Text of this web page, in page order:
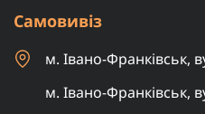
Самовивіз
м. Івано-Франківськ,
м. Івано-Франківськ,